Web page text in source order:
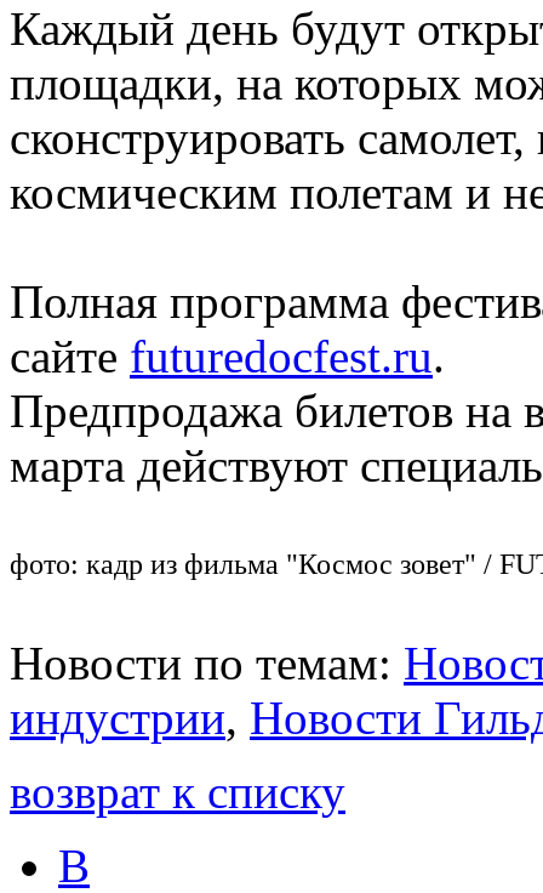
Каждый день будут
площадки, на которых
сконструировать
космическим полетам и
Полная программа
сайте futuredocfest.ru.
Предпродажа билетов на
марта действуют
фото: кадр из фильма "Космос зовет" /
Новости по темам:
индустрии, Новости
возврат к списку
В